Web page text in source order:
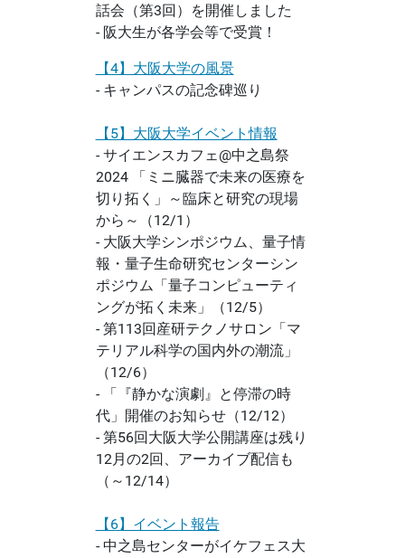
話会（第3回）を開催しました
- 阪大生が各学会等で受賞！
【4】大阪大学の風景
- キャンパスの記念碑巡り
【5】大阪大学イベント情報
- サイエンスカフェ@中之島祭
2024 「ミニ臓器で未来の医療を
切り拓く」～臨床と研究の現場
から～（12/1）
- 大阪大学シンポジウム、量子情
報・量子生命研究センターシン
ポジウム「量子コンピューティ
ングが拓く未来」（12/5）
- 第113回産研テクノサロン「マ
テリアル科学の国内外の潮流」
（12/6）
- 「『静かな演劇』と停滞の時
代」開催のお知らせ（12/12）
- 第56回大阪大学公開講座は残り
12月の2回、アーカイブ配信も
（～12/14）
【6】イベント報告
- 中之島センターがイケフェス大